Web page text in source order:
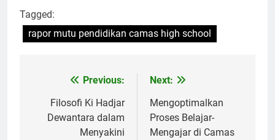
Tagged:
rapor mutu pendidikan camas high school
Navigasi
pos
Previous:
Filosofi Ki Hadjar
Dewantara dalam
Menyakini
Next:
Mengoptimalkan
Proses Belajar-
Mengajar di Camas